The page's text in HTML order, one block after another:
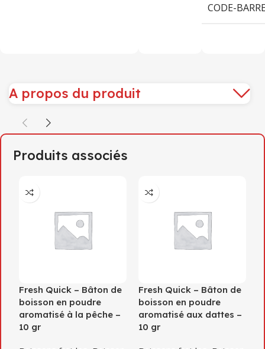
CODE-
A propos du produit
Produits associés
Fresh Quick – Bâton de
boisson en poudre
aromatisé à la pêche –
10 gr
Fresh Quick – Bâton de
boisson en poudre
aromatisé aux dattes –
10 gr